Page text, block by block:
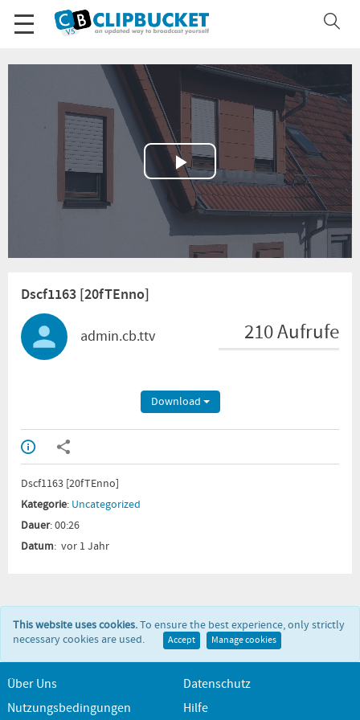
Play
Video
Dscf1163 [20fTEnno]
admin.cb.ttv 210 Aufrufe
Download
Dscf1163 [20fTEnno]
Kategorie: Uncategorized
Dauer: 00:26
Datum: vor 1 Jahr
This website uses cookies.To ensure the best experience, only strictly
necessary cookies are used.
Accept Manage cookies
Über Uns
Datenschutz
Nutzungsbedingungen
Hilfe